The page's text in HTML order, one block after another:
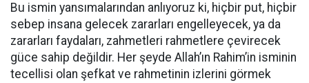
Bu ismin yansımalarından anlıyoruz ki, hiçbir put, hiçbir
sebep insana gelecek zararları engelleyecek, ya da
zararları faydaları, zahmetleri rahmetlere çevirecek
güce sahip değildir. Her şeyde Allah’ın Rahim’in isminin
tecellisi olan şefkat ve rahmetinin izlerini görmek